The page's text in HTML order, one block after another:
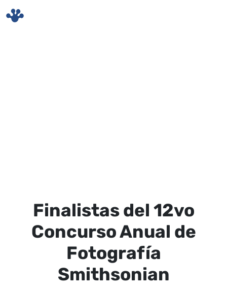
Finalistas del 12vo
Concurso Anual de
Fotografía
Smithsonian